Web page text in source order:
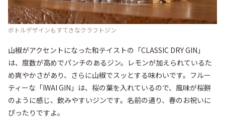
ボトルデザインもすてきなクラフトジン
山椒がアクセントになった和テイストの「CLASSIC DRY GIN」
は、度数が高めでパンチのあるジン。レモンが加えられているた
め爽やかさがあり、さらに山椒でスッとする味わいです。フルー
ティーな「IWAI GIN」は、桜の葉を入れているので、風味が桜餅
のように感じ、飲みやすいジンです。名前の通り、春のお祝いに
ぴったりですよ。